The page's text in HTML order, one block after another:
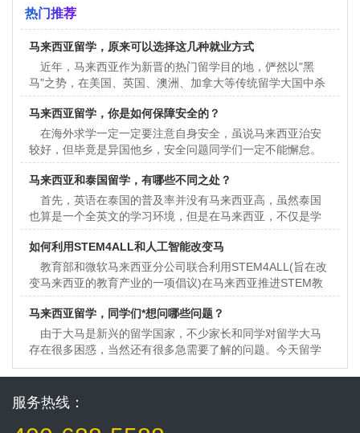
热门推荐
马来西亚留学，原来可以选择这几种就业方式
近年，马来西亚作为新晋的热门留学目的地，俨然以"黑
马"之势，在美国、英国、澳洲、加拿大等传统留学大国中杀
出重围。而且马来西亚留学生也可以
马来西亚留学，你是如何保障安全的？
在海外求学一定一定要注意自身安全，虽说马来西亚治安
较好，但毕竟是异国他乡，安全问题同学们一定不能懈怠。
今天留学信息小编告诉大家这12条安全常识要谨记。 1
马来西亚和泰国留学，有哪些不同之处？
首先，英语在泰国的普及率并没有马来西亚高，虽然泰国
也算是一个全英文的学习环境，但是在马来西亚，不仅是学
习，还有生活中都是英语环境，对英语口语的锻炼是非常好
的
如何利用STEM4ALL和人工智能改变马
教育部和微软马来西亚分公司联合利用STEM4ALL(旨在改
变马来西亚的教育产业的一项倡议)在马来西亚推进STEM教
育。以下是留学信息小编整理的详细内容。
马来西亚留学，同学们*想问哪些问题？
由于大马是新兴的留学国家，不少家长和同学对留学大马
存在很多困惑，当然还有很多急需要了解的问题。今天留学
信息小编总结了其中*常见的10条，同学们记得了解下哟！
服务热线：